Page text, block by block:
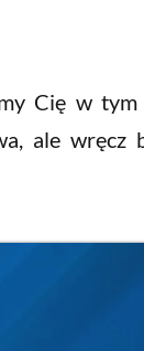
Cię w tym
ale wręcz